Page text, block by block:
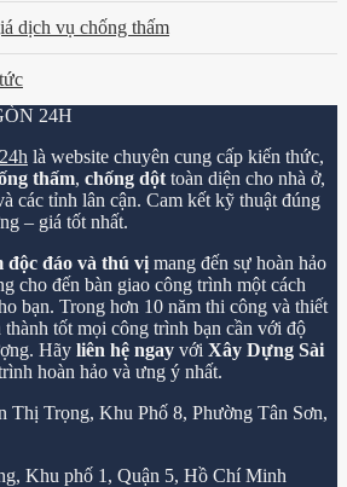
dịch vụ chống thấm
24H
là website chuyên cung cấp kiến thức,
thấm, chống dột toàn diện cho nhà ở,
các tỉnh lân cận. Cam kết kỹ thuật đúng
– giá tốt nhất.
độc đáo và thú vị mang đến sự hoàn hảo
cho đến bàn giao công trình một cách
bạn. Trong hơn 10 năm thi công và thiết
tốt mọi công trình bạn cần với độ
Hãy liên hệ ngay với Xây Dựng Sài
hoàn hảo và ưng ý nhất.
Thị Trọng, Khu Phố 8, Phường Tân Sơn,
Khu phố 1, Quận 5, Hồ Chí Minh